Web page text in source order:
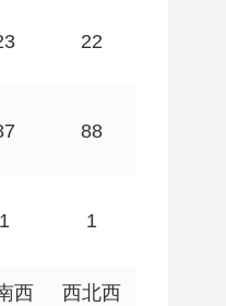
22
88
1 1
西 西北西